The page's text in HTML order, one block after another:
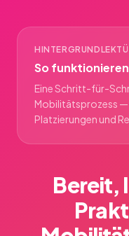
So
Eine Schritt-für-
Mobilitätsprozess —
Platzierungen und
Bereit,